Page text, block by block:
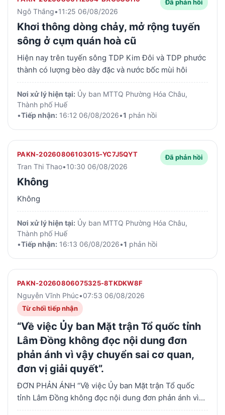
Ngô Thắng•11:25 06/08/2026
Đã phản hồi
Khơi thông dòng chảy, mở rộng tuyến
sông ở cụm quán hoà cũ
Hiện nay trên tuyến sông TDP Kim Đôi và TDP phước
thành có lượng bèo dày đặc và nước bốc mùi hôi
Nơi xử lý hiện tại: Ủy ban MTTQ Phường Hóa Châu,
Thành phố Huế
•Tiếp nhận: 16:12 06/08/2026•1 phản hồi
PAKN-20260806103015-YC7J5QYT
Tran Thi Thao•10:30 06/08/2026
Đã phản hồi
Không
Không
Nơi xử lý hiện tại: Ủy ban MTTQ Phường Hóa Châu,
Thành phố Huế
•Tiếp nhận: 16:13 06/08/2026•1 phản hồi
PAKN-20260806075325-8TKDKW8F
Nguyễn Vĩnh Phúc•07:53 06/08/2026
Từ chối tiếp nhận
“Về việc Ủy ban Mặt trận Tổ quốc tỉnh
Lâm Đồng không đọc nội dung đơn
phản ánh vì vậy chuyển sai cơ quan,
đơn vị giải quyết”.
ĐƠN PHẢN ÁNH “Về việc Ủy ban Mặt trận Tổ quốc
tỉnh Lâm Đồng không đọc nội dung đơn phản ánh vì
vậy chuyển sai cơ quan, đơn vị giải quyết”. Kính gửi: